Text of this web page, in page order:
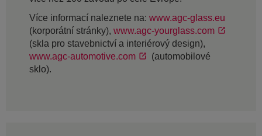
Více informací naleznete na: www.agc-glass.eu
(korporátní stránky), www.agc-yourglass.com
(skla pro stavebnictví a interiérový design),
www.agc-automotive.com
(automobilové
sklo).